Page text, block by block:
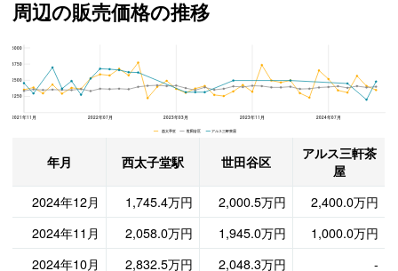
周辺の販売価格の推移
2021年11月 2022年07月 2023年03月 2023年11月 2024年07月
5000
3750
2500
1250
西太子堂 世田谷区 アルス三軒茶屋
年月 西太子堂駅 世田谷区
アルス三軒茶
屋
2024年12月
1,745.4万円 2,000.5万円
2,400.0万円
2024年11月
2,058.0万円 1,945.0万円
1,000.0万円
2024年10月
2,832.5万円 2,048.3万円 -